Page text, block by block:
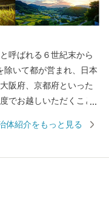
呼ばれる６世紀末から
除いて都が営まれ、日本
阪府、京都府といった
でお越しいただくこと
墳などの文化遺産が数
された他に類を見ない
体紹介をもっと見る